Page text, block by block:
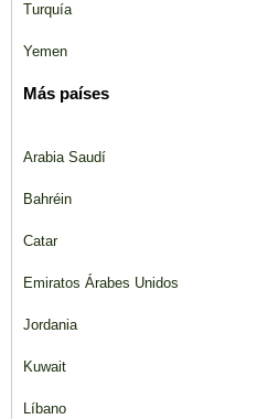
Turquía
Yemen
Más países
Arabia Saudí
Bahréin
Catar
Emiratos Árabes Unidos
Jordania
Kuwait
Líbano